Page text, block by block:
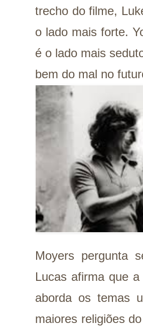
trecho do filme,
o lado mais forte.
é o lado mais
bem do mal no
Moyers pergunta
Lucas afirma que
aborda os temas
maiores religiões